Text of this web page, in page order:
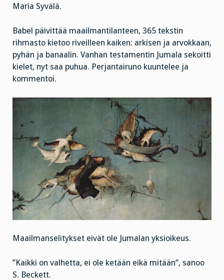
Maria Syvälä.
Babel päivittää maailmantilanteen, 365 tekstin
rihmasto kietoo riveilleen kaiken: arkisen ja arvokkaan,
pyhän ja banaalin. Vanhan testamentin Jumala sekoitti
kielet, nyt saa puhua. Perjantairuno kuuntelee ja
kommentoi.
Maailmanselitykset eivät ole Jumalan yksioikeus.
”Kaikki on valhetta, ei ole ketään eikä mitään”, sanoo
S. Beckett.